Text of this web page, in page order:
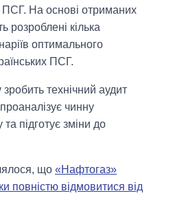
ПСГ. На основі отриманих
розроблені кілька
оптимального
ПСГ.
технічний аудит
чинну
підготує зміни до
що «Нафтогаз»
повністю відмовитися від